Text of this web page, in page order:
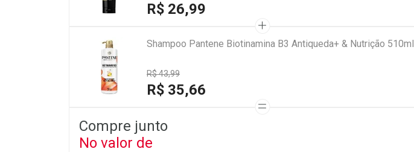
R$ 26,99
Shampoo Pantene Biotinamina B3 Antiqueda+ & Nutrição 510ml
R$ 43,99
R$ 35,66
Compre junto
No valor de